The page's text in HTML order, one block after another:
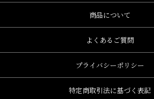
商品について
よくあるご質問
プライバシーポリシー
特定商取引法に基づく表記